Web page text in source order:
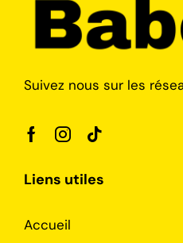
Suivez nous sur les
Liens utiles
Accueil